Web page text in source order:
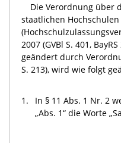
Die Verordnung über
staatlichen
2007 (GVBl S. 401,
geändert durch
S. 213), wird wie folgt
1.
In § 11 Abs. 1 Nr. 2
„Abs. 1“ die Worte